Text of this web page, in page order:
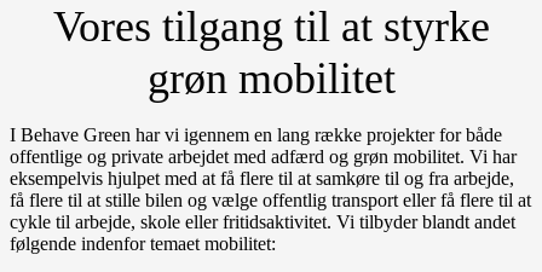
Vores tilgang til at styrke
grøn mobilitet
I Behave Green har vi igennem en lang række projekter for både
offentlige og private arbejdet med adfærd og grøn mobilitet. Vi har
eksempelvis hjulpet med at få flere til at samkøre til og fra arbejde,
få flere til at stille bilen og vælge offentlig transport eller få flere til at
cykle til arbejde, skole eller fritidsaktivitet. Vi tilbyder blandt andet
følgende indenfor temaet mobilitet: